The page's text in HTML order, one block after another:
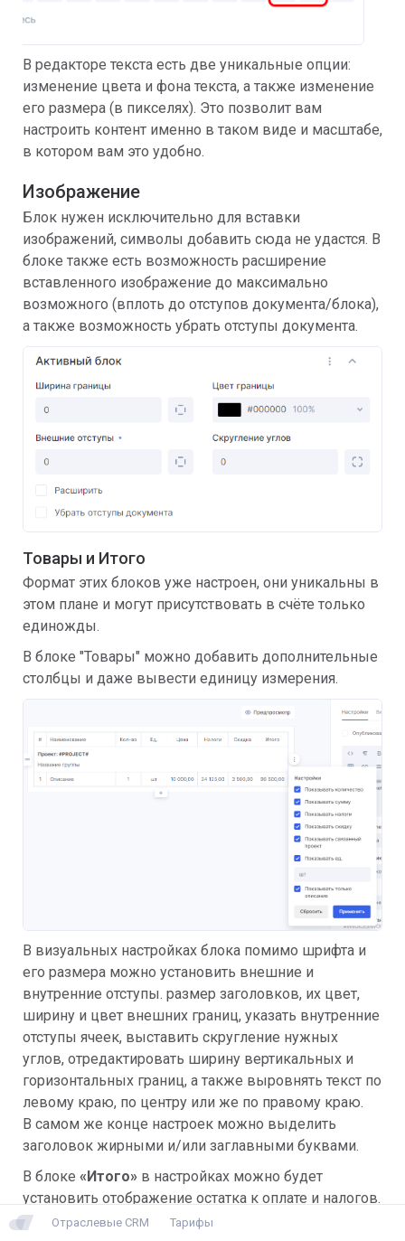
В редакторе текста есть две уникальные опции:
изменение цвета и фона текста, а также изменение
его размера (в пикселях). Это позволит вам
настроить контент именно в таком виде и масштабе,
в котором вам это удобно.
Изображение
Блок нужен исключительно для вставки
изображений, символы добавить сюда не удастся. В
блоке также есть возможность расширение
вставленного изображение до максимально
возможного (вплоть до отступов документа/блока),
а также возможность убрать отступы документа.
Товары и Итого
Формат этих блоков уже настроен, они уникальны в
этом плане и могут присутствовать в счёте только
единожды.
В блоке "Товары" можно добавить дополнительные
столбцы и даже вывести единицу измерения.
В визуальных настройках блока помимо шрифта и
его размера можно установить внешние и
внутренние отступы. размер заголовков, их цвет,
ширину и цвет внешних границ, указать внутренние
отступы ячеек, выставить скругление нужных
углов, отредактировать ширину вертикальных и
горизонтальных границ, а также выровнять текст по
левому краю, по центру или же по правому краю.
В самом же конце настроек можно выделить
заголовок жирными и/или заглавными буквами.
В блоке «Итого» в настройках можно будет
установить отображение остатка к оплате и налогов.
Отраслевые CRM Тарифы